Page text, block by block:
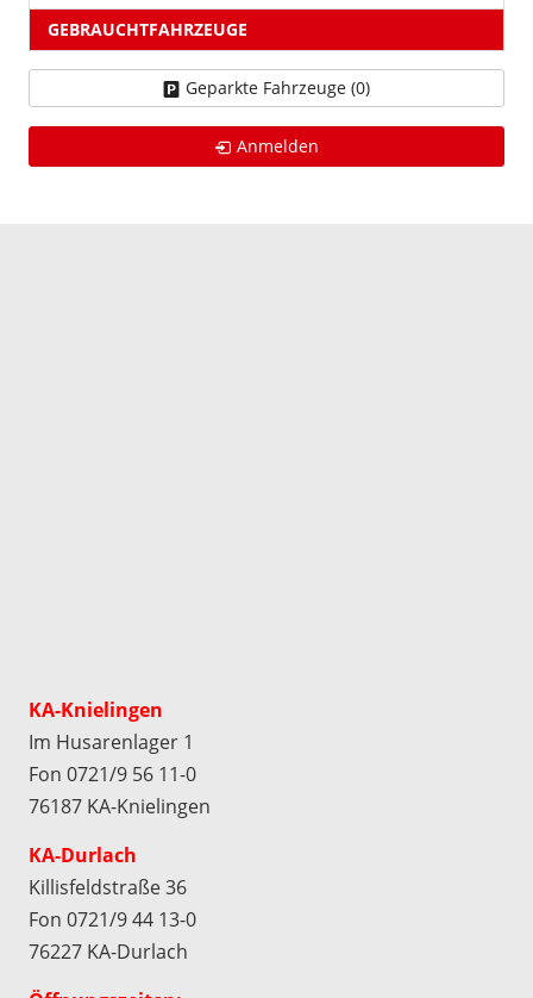
GEBRAUCHTFAHRZEUGE
Geparkte Fahrzeuge (0)
Anmelden
KA-Knielingen
Im Husarenlager 1
Fon 0721/9 56 11-0
76187 KA-Knielingen
KA-Durlach
Killisfeldstraße 36
Fon 0721/9 44 13-0
76227 KA-Durlach